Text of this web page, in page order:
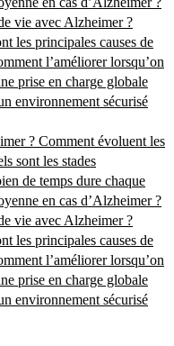
vie avec Alzheimer ?
les principales causes de
l’améliorer lorsqu’on
prise en charge globale
environnement sécurisé
? Comment évoluent les
sont les stades
de temps dure chaque
en cas d’Alzheimer ?
vie avec Alzheimer ?
les principales causes de
l’améliorer lorsqu’on
prise en charge globale
environnement sécurisé